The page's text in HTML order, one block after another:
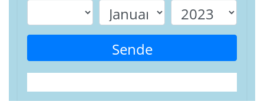
Sende